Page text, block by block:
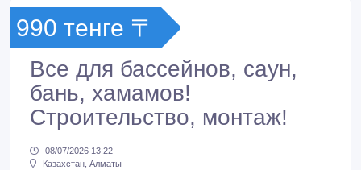
990 тенге 〒
Все для бассейнов, саун,
бань, хамамов!
Строительство, монтаж!
08/07/2026 13:22
Казахстан, Алматы